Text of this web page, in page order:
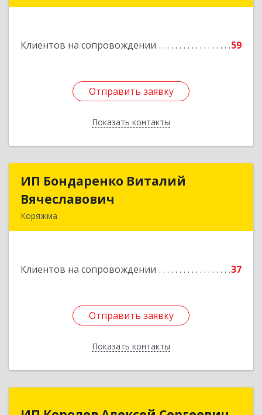
Клиентов на сопровождении 59
Отправить заявку
Показать контакты
Отправить заявку
Назад
ИП Бондаренко Виталий
Вячеславович
Коряжма
Клиентов на сопровождении 37
Отправить заявку
Показать контакты
ИП Бондаренко Виталий
Подробнее
Отправить заявку
Назад
ИП Королев Алексей Сергеевич